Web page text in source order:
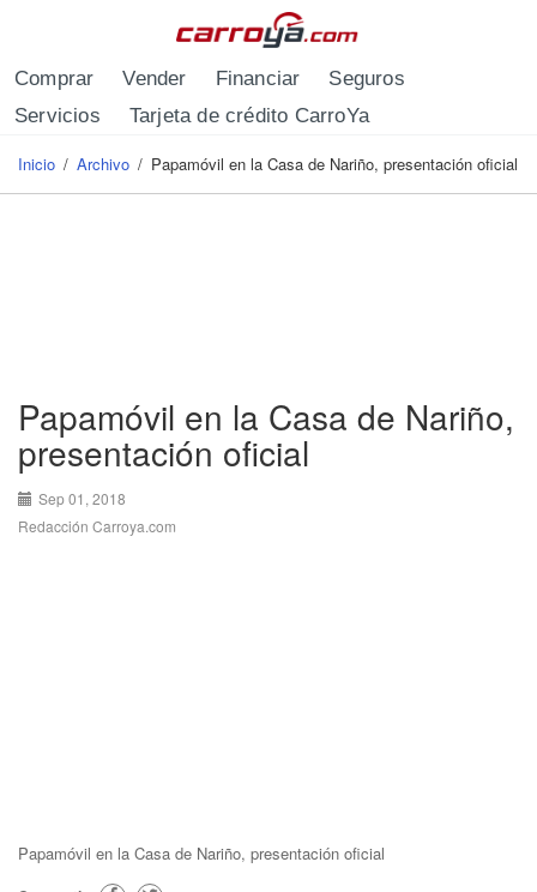
Comprar Vender Financiar
Seguros
Servicios
Tarjeta de crédito CarroYa
Se encuentra usted aquí
Inicio / Archivo / Papamóvil en la Casa de Nariño, presentación oficial
Papamóvil en la Casa de Nariño,
presentación oficial
Sep 01, 2018
Redacción Carroya.com
Papamóvil en la Casa de Nariño, presentación oficial